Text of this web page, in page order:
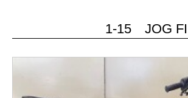
1-15 JOG FI